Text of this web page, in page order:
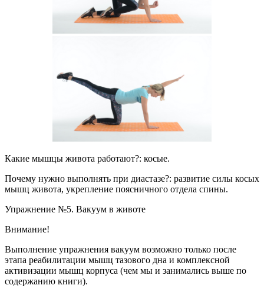
Какие мышцы живота работают?: косые.
Почему нужно выполнять при диастазе?: развитие силы косых
мышц живота, укрепление поясничного отдела спины.
Упражнение №5. Вакуум в животе
Внимание!
Выполнение упражнения вакуум возможно только после
этапа реабилитации мышц тазового дна и комплексной
активизации мышц корпуса (чем мы и занимались выше по
содержанию книги).